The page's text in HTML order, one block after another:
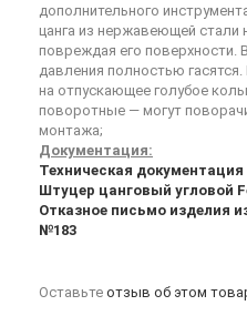
дополнительного
цанга из нержавеющей
повреждая его поверхности.
давления полностью
на отпускающее голубое
поворотные — могут
монтажа;
Документация:
Техническая документация
Штуцер цанговый угловой
Отказное письмо изделия
№183
Оставьте отзыв об этом